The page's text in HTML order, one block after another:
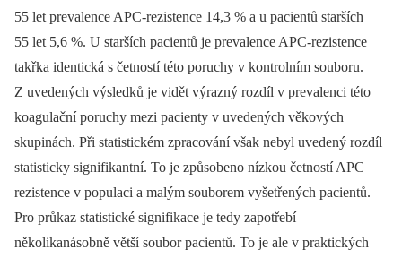
55 let prevalence APC-rezistence 14,3 % a u pacientů starších
55 let 5,6 %. U starších pacientů je prevalence APC-rezistence
takřka identická s četností této poruchy v kontrolním souboru.
Z uvedených výsledků je vidět výrazný rozdíl v prevalenci této
koagulační poruchy mezi pacienty v uvedených věkových
skupinách. Při statistickém zpracování však nebyl uvedený rozdíl
statisticky signifikantní. To je způsobeno nízkou četností APC
rezistence v populaci a malým souborem vyšetřených pacientů.
Pro průkaz statistické signifikace je tedy zapotřebí
několikanásobně větší soubor pacientů. To je ale v praktických